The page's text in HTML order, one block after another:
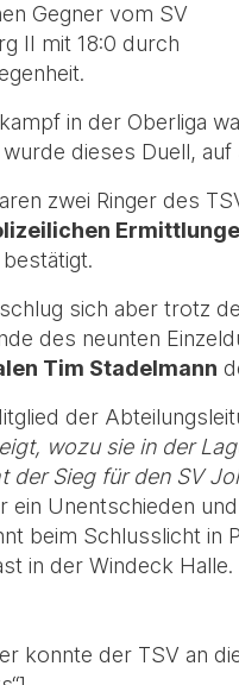
Gegner vom SV
II mit 18:0 durch
in der Oberliga
dieses Duell,
zwei Ringer des
sich aber trotz
des neunten
Tim Stadelmann
der
wozu sie in der
der Sieg für den SV
ein Unentschieden
beim Schlusslicht
in der Windeck Halle.
konnte der TSV an